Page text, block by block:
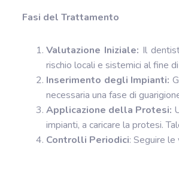
Fasi del Trattamento
Valutazione Iniziale: Il
rischio locali e sistemici al fine
Inserimento degli Impianti:
necessaria una fase di
Applicazione della Protesi:
impianti, a caricare la protesi.
Controlli Periodici: Seguire